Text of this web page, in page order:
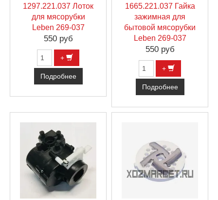
1297.221.037 Лоток
для мясорубки
Leben 269-037
550 руб
+
Подробнее
1665.221.037 Гайка
зажимная для
бытовой мясорубки
Leben 269-037
550 руб
+
Подробнее